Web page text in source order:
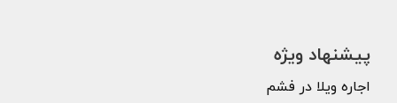
پیشنهاد ویژه
اجاره ویلا در فشم